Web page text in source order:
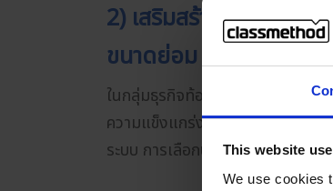
This website
We use cookies
2) เสริมสร้างความแข็ง
ขนาดย่อม (SMB)
ในกลุ่มธุรกิจท้องถิ่น ธุรกิจขนาดกล
ความแข็งแกร่งด้านการเพิ่มประสิท
ระบบ การเลือกบริการ AWS ที่เหม